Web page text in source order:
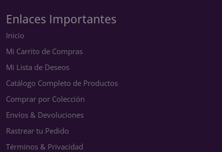
Enlaces Importantes
Inicio
Mi Carrito de Compras
Mi Lista de Deseos
Catálogo Completo de Productos
Comprar por Colección
Envíos & Devoluciones
Rastrear tu Pedido
Términos & Privacidad